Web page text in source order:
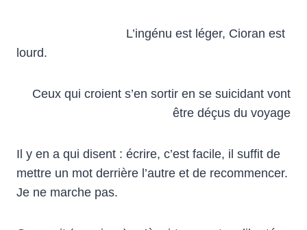
L’ingénu est léger, Cioran est
lourd.
Ceux qui croient s’en sortir en se suicidant vont
être déçus du voyage
Il y en a qui disent : écrire, c’est facile, il suffit de
mettre un mot derrière l’autre et de recommencer.
Je ne marche pas.